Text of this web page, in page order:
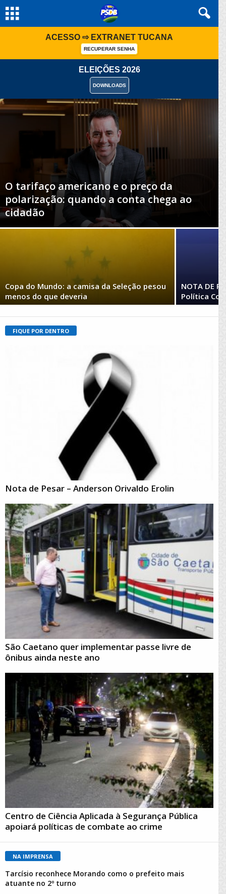
ACESSO ⇨ EXTRANET TUCANA
RECUPERAR SENHA
ELEIÇÕES 2026
DOWNLOADS
O tarifaço americano e o preço da
polarização: quando a conta chega ao
cidadão
Copa do Mundo: a camisa da Seleção pesou
menos do que deveria
NOTA DE
Política
FIQUE POR DENTRO
Nota de Pesar – Anderson Orivaldo Erolin
São Caetano quer implementar passe livre de
ônibus ainda neste ano
Centro de Ciência Aplicada à Segurança Pública
apoiará políticas de combate ao crime
NA IMPRENSA
Tarcísio reconhece Morando como o prefeito mais
atuante no 2º turno
Eleições 2026
Manual do Candidato